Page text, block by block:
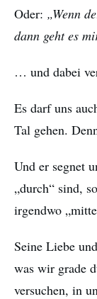
Oder: „Wenn
dann geht es
… und dabei
Es darf uns
Tal gehen.
Und er segnet
„durch“ sind,
irgendwo
Seine Liebe
was wir grade
versuchen, in